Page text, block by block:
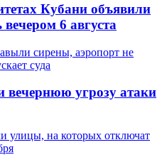
Кубани объявили
6 августа
вечернюю угрозу атаки